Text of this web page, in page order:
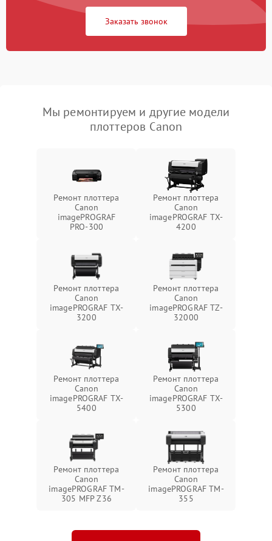
Заказать звонок
Мы ремонтируем и другие модели
плоттеров Canon
Ремонт плоттера
Canon
imagePROGRAF
PRO-300
Ремонт плоттера
Canon
imagePROGRAF TX-
4200
Ремонт плоттера
Canon
imagePROGRAF TX-
3200
Ремонт плоттера
Canon
imagePROGRAF TZ-
32000
Ремонт плоттера
Canon
imagePROGRAF TX-
5400
Ремонт плоттера
Canon
imagePROGRAF TX-
5300
Ремонт плоттера
Canon
imagePROGRAF TM-
305 MFP Z36
Ремонт плоттера
Canon
imagePROGRAF TM-
355